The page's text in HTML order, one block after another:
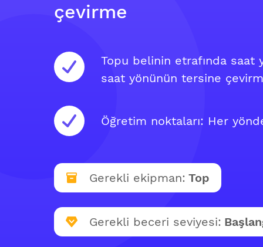
çevirme
Topu belinin etrafında saat
saat yönünün tersine
Öğretim noktaları: Her
Gerekli ekipman: Top
Gerekli beceri seviyesi: